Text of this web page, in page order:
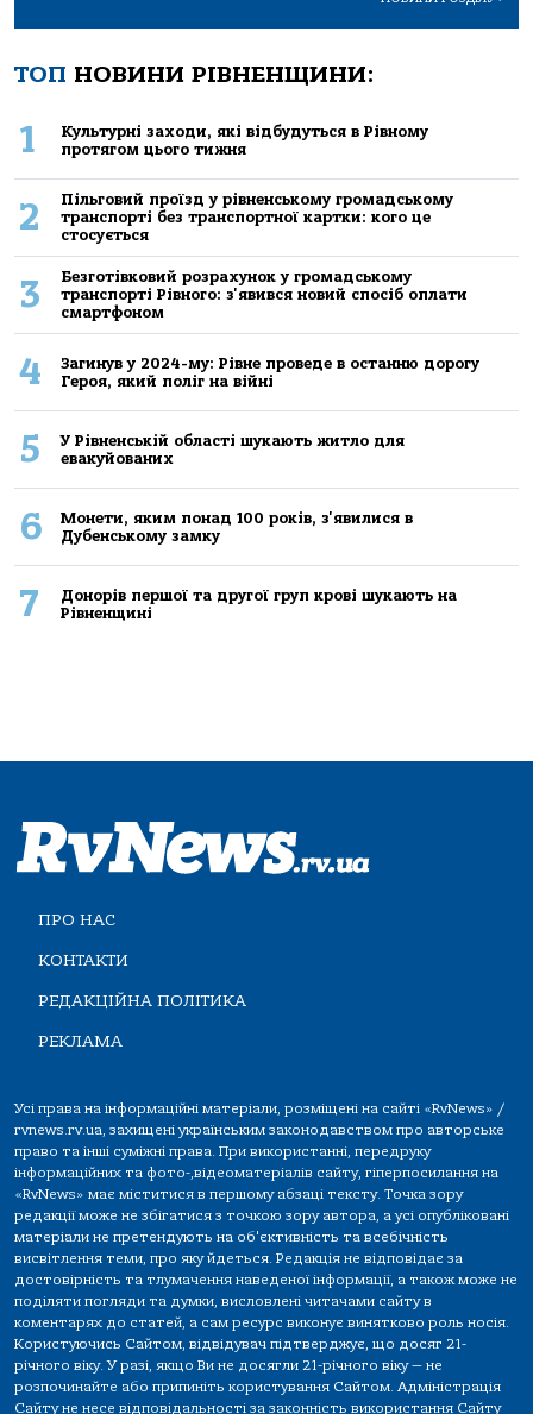
ТОП НОВИНИ РІВНЕНЩИНИ:
1
Культурні заходи, які відбудуться в Рівному
протягом цього тижня
2
Пільговий проїзд у рівненському громадському
транспорті без транспортної картки: кого це
стосується
3
Безготівковий розрахунок у громадському
транспорті Рівного: з'явився новий спосіб оплати
смартфоном
4
Загинув у 2024-му: Рівне проведе в останню дорогу
Героя, який поліг на війні
5
У Рівненській області шукають житло для
евакуйованих
6
Монети, яким понад 100 років, з'явилися в
Дубенському замку
7
Донорів першої та другої груп крові шукають на
Рівненщині
ПРО НАС
КОНТАКТИ
РЕДАКЦІЙНА ПОЛІТИКА
РЕКЛАМА
Усі права на інформаційні матеріали, розміщені на сайті «RvNews» /
rvnews.rv.ua, захищені українським законодавством про авторське
право та інші суміжні права. При використанні, передруку
інформаційних та фото-,відеоматеріалів сайту, гіперпосилання на
«RvNews» має міститися в першому абзаці тексту. Точка зору
редакції може не збігатися з точкою зору автора, а усі опубліковані
матеріали не претендують на об'єктивність та всебічність
висвітлення теми, про яку йдеться. Редакція не відповідає за
достовірність та тлумачення наведеної інформації, а також може не
поділяти погляди та думки, висловлені читачами сайту в
коментарях до статей, а сам ресурс виконує винятково роль носія.
Користуючись Сайтом, відвідувач підтверджує, що досяг 21-
річного віку. У разі, якщо Ви не досягли 21-річного віку — не
розпочинайте або припиніть користування Сайтом. Адміністрація
Сайту не несе відповідальності за законність використання Сайту